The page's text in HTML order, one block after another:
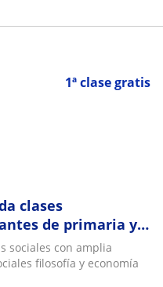
1ª clase gratis
clases
de primaria y
sociales con amplia
filosofía y economía